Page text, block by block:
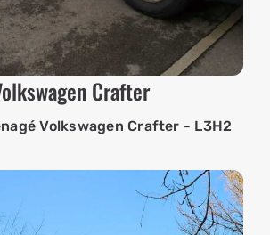
Crafter
Volkswagen Crafter - L3H2